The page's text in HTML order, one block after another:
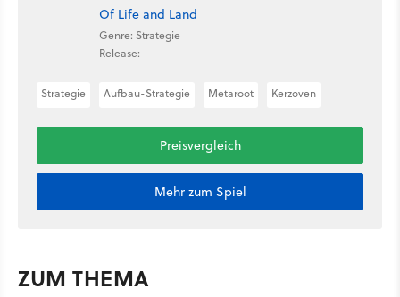
Of Life and Land
Genre: Strategie
Release:
Strategie Aufbau-Strategie Metaroot Kerzoven
Preisvergleich
Mehr zum Spiel
ZUM THEMA